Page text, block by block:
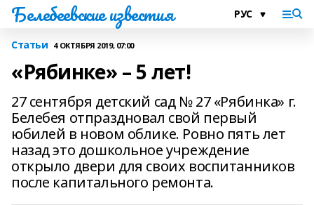
Белебеевские известия
Статьи 4 ОКТЯБРЯ 2019, 07:00
«Рябинке» – 5 лет!
27 сентября детский сад № 27 «Рябинка» г.
Белебея отпраздновал свой первый
юбилей в новом облике. Ровно пять лет
назад это дошкольное учреждение
открыло двери для своих воспитанников
после капитального ремонта.